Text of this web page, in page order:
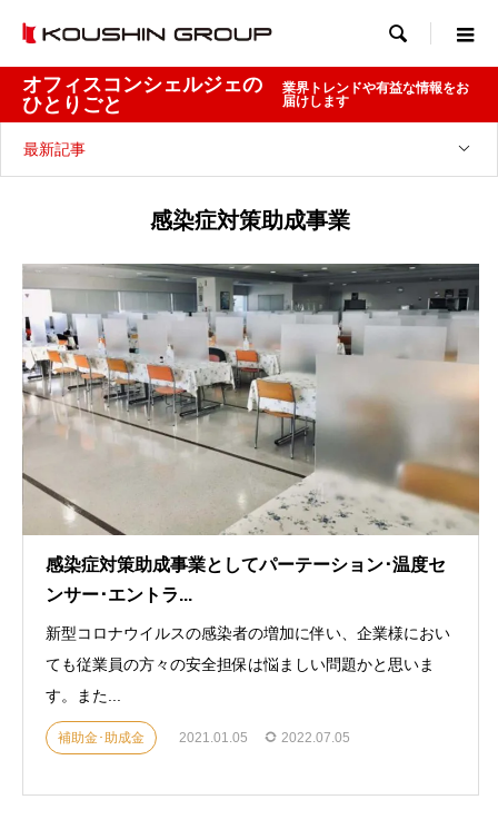

オフィスコンシェルジェの
ひとりごと
業界トレンドや有益な情報をお
届けします
最新記事
感染症対策助成事業
感染症対策助成事業としてパーテーション･温度セ
ンサー･エントラ...
新型コロナウイルスの感染者の増加に伴い、企業様におい
ても従業員の方々の安全担保は悩ましい問題かと思いま
す。また...
補助金･助成金 2021.01.05 2022.07.05